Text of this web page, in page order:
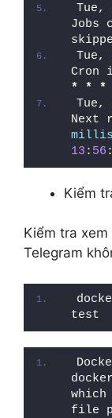
Tue,
Jobs
Tue,
Cron
*
*
*
Tue,
Next
13 : 56 :
Kiểm
Kiểm tra
Telegram
test
file